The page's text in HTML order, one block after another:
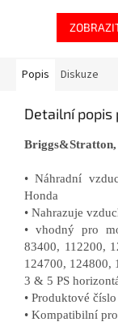
Popis Diskuze
Detailní popis
Briggs&Stratton,
• Náhradní
Honda
• Nahrazuje
• vhodný pro
83400, 112200,
124700, 124800,
3 & 5 PS
• Produktové
• Kompatibilní